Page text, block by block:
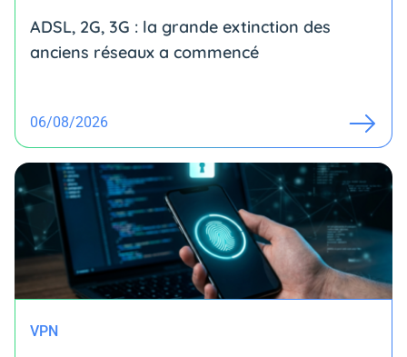
ADSL, 2G, 3G : la grande extinction des
anciens réseaux a commencé
06/08/2026
VPN